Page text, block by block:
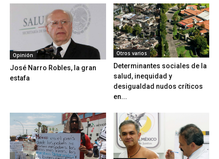
Opinión
José Narro Robles, la gran
estafa
Otros varios
Determinantes sociales de la
salud, inequidad y
desigualdad nudos críticos
en...